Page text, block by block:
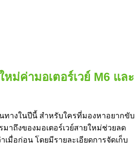
หม่ค่ามอเตอร์เวย์ M6 และ
ทางในปีนี้ สำหรับใครที่มองหาอยากขับ
มาถึงของมอเตอร์เวย์สายใหม่ช่วยลด
เมื่อก่อน โดยมีรายละเอียดการจัดเก็บ